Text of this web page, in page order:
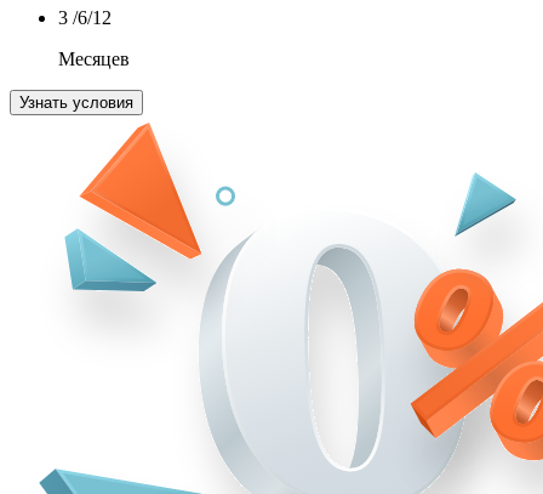
3 /6/12
Месяцев
Узнать условия